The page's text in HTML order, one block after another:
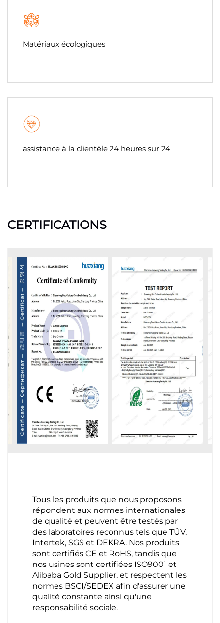
Matériaux écologiques
assistance à la clientèle 24 heures sur 24
CERTIFICATIONS
Tous les produits que nous proposons
répondent aux normes internationales
de qualité et peuvent être testés par
des laboratoires reconnus tels que TÜV,
Intertek, SGS et DEKRA. Nos produits
sont certifiés CE et RoHS, tandis que
nos usines sont certifiées ISO9001 et
Alibaba Gold Supplier, et respectent les
normes BSCI/SEDEX afin d'assurer une
qualité constante ainsi qu'une
responsabilité sociale.